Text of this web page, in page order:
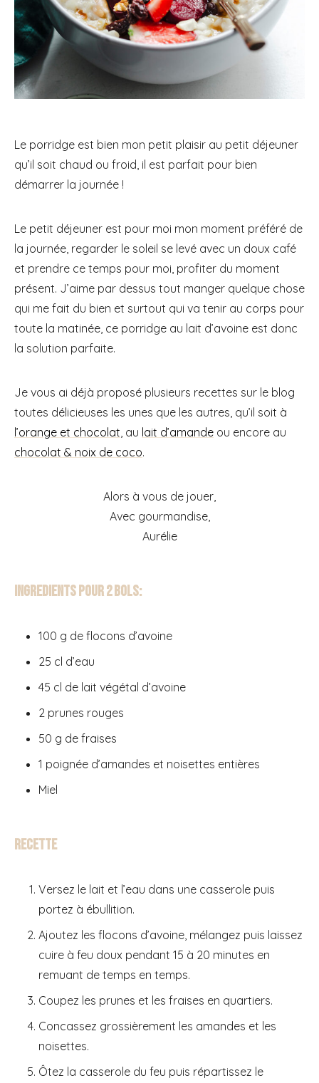
Le porridge est bien mon petit plaisir au petit déjeuner
qu’il soit chaud ou froid, il est parfait pour bien
démarrer la journée !
Le petit déjeuner est pour moi mon moment préféré de
la journée, regarder le soleil se levé avec un doux café
et prendre ce temps pour moi, profiter du moment
présent. J’aime par dessus tout manger quelque chose
qui me fait du bien et surtout qui va tenir au corps pour
toute la matinée, ce porridge au lait d’avoine est donc
la solution parfaite.
Je vous ai déjà proposé plusieurs recettes sur le blog
toutes délicieuses les unes que les autres, qu’il soit à
l’orange et chocolat , au lait d’amande ou encore au
chocolat & noix de coco.
Alors à vous de jouer,
Avec gourmandise,
Aurélie
Ingredients pour 2 bols:
100 g de flocons d’avoine
25 cl d’eau
45 cl de lait végétal d’avoine
2 prunes rouges
50 g de fraises
1 poignée d’amandes et noisettes entières
Miel
Recette
Versez le lait et l’eau dans une casserole puis
portez à ébullition.
Ajoutez les flocons d’avoine, mélangez puis laissez
cuire à feu doux pendant 15 à 20 minutes en
remuant de temps en temps.
Coupez les prunes et les fraises en quartiers.
Concassez grossièrement les amandes et les
noisettes.
Ôtez la casserole du feu puis répartissez le